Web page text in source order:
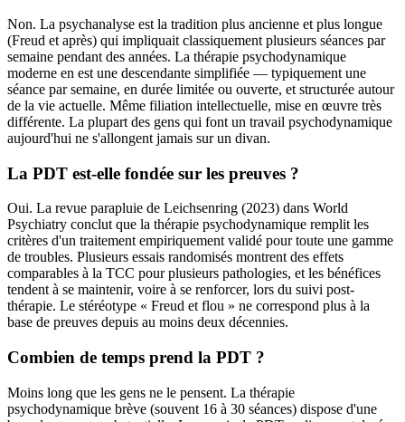
Non. La psychanalyse est la tradition plus ancienne et plus longue
(Freud et après) qui impliquait classiquement plusieurs séances par
semaine pendant des années. La thérapie psychodynamique
moderne en est une descendante simplifiée — typiquement une
séance par semaine, en durée limitée ou ouverte, et structurée autour
de la vie actuelle. Même filiation intellectuelle, mise en œuvre très
différente. La plupart des gens qui font un travail psychodynamique
aujourd'hui ne s'allongent jamais sur un divan.
La PDT est-elle fondée sur les preuves ?
Oui. La revue parapluie de Leichsenring (2023) dans World
Psychiatry conclut que la thérapie psychodynamique remplit les
critères d'un traitement empiriquement validé pour toute une gamme
de troubles. Plusieurs essais randomisés montrent des effets
comparables à la TCC pour plusieurs pathologies, et les bénéfices
tendent à se maintenir, voire à se renforcer, lors du suivi post-
thérapie. Le stéréotype « Freud et flou » ne correspond plus à la
base de preuves depuis au moins deux décennies.
Combien de temps prend la PDT ?
Moins long que les gens ne le pensent. La thérapie
psychodynamique brève (souvent 16 à 30 séances) dispose d'une